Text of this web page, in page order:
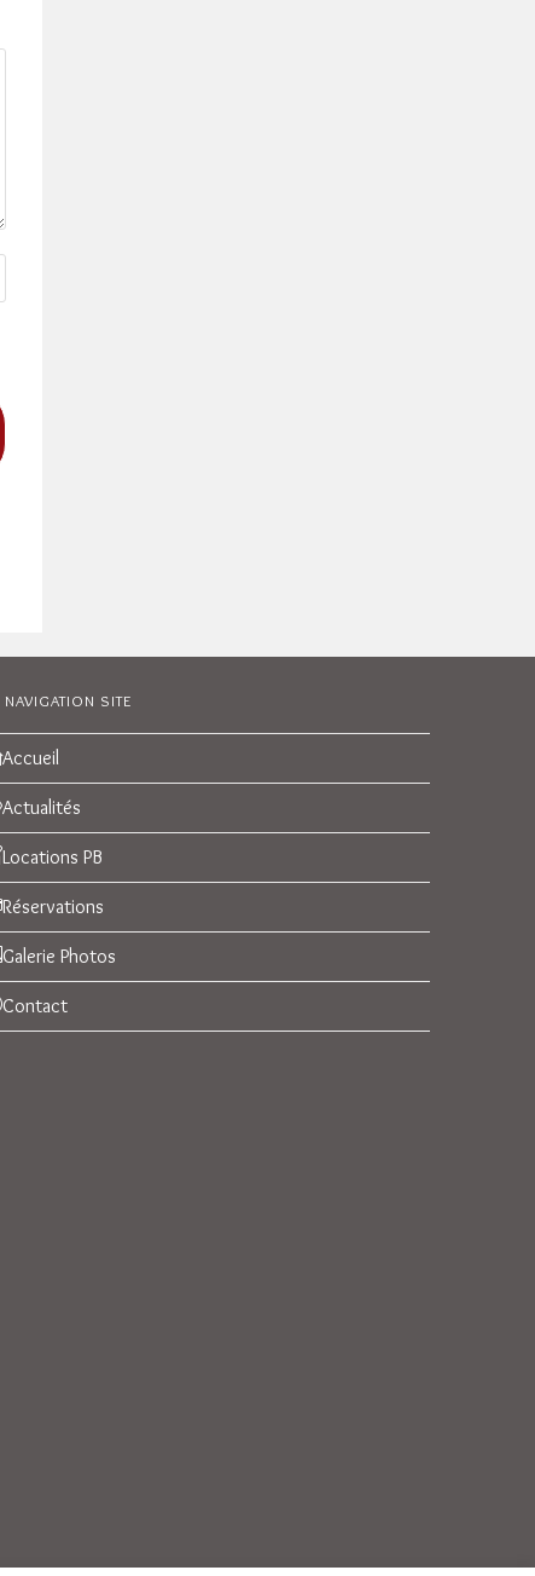
NAVIGATION SITE
Accueil
Actualités
Locations PB
Réservations
Galerie Photos
Contact